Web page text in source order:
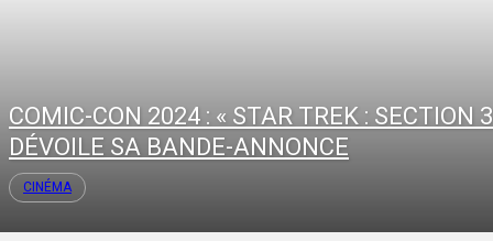
COMIC-CON 2024 : « STAR TREK : SECTION
DÉVOILE SA BANDE-ANNONCE
CINÉMA